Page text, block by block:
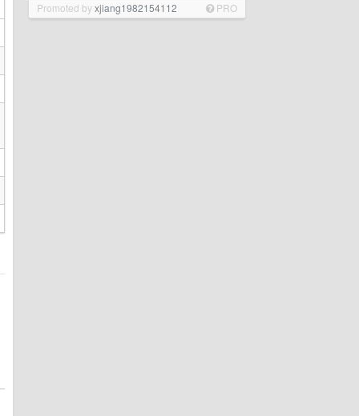
Promoted byxjiang1982154112 PRO